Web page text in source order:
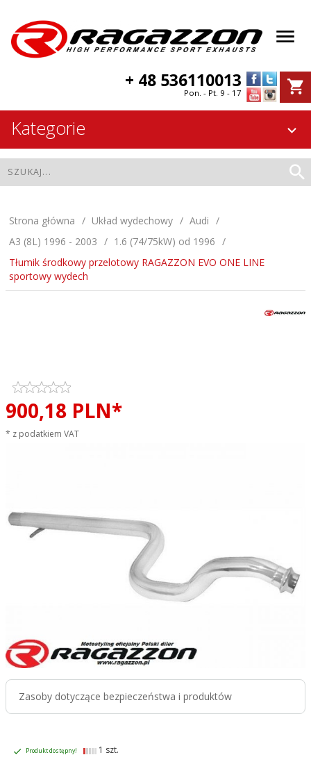
+ 48 536110013
Pon. - Pt. 9 - 17
Kategorie
Strona główna Układ wydechowy
Audi
A3 (8L) 1996 - 2003
1.6 (74/75kW) od 1996
Tłumik środkowy przelotowy RAGAZZON EVO ONE LINE
sportowy wydech
900,18 PLN*
* z podatkiem VAT
Zasoby dotyczące bezpieczeństwa i produktów
Produkt dostępny! 1 szt.